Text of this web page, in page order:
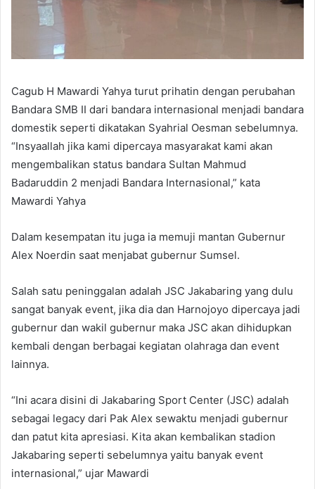
Cagub H Mawardi Yahya turut prihatin dengan perubahan
Bandara SMB II dari bandara internasional menjadi bandara
domestik seperti dikatakan Syahrial Oesman sebelumnya.
“Insyaallah jika kami dipercaya masyarakat kami akan
mengembalikan status bandara Sultan Mahmud
Badaruddin 2 menjadi Bandara Internasional,” kata
Mawardi Yahya
Dalam kesempatan itu juga ia memuji mantan Gubernur
Alex Noerdin saat menjabat gubernur Sumsel.
Salah satu peninggalan adalah JSC Jakabaring yang dulu
sangat banyak event, jika dia dan Harnojoyo dipercaya jadi
gubernur dan wakil gubernur maka JSC akan dihidupkan
kembali dengan berbagai kegiatan olahraga dan event
lainnya.
“Ini acara disini di Jakabaring Sport Center (JSC) adalah
sebagai legacy dari Pak Alex sewaktu menjadi gubernur
dan patut kita apresiasi. Kita akan kembalikan stadion
Jakabaring seperti sebelumnya yaitu banyak event
internasional,” ujar Mawardi